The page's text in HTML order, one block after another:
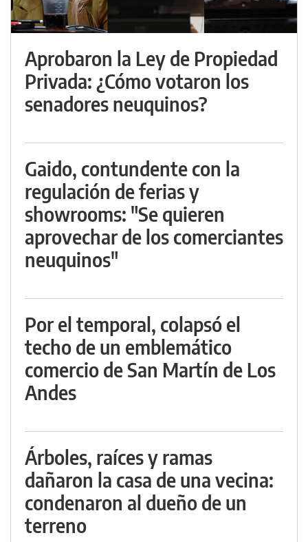
Aprobaron la Ley de Propiedad
Privada: ¿Cómo votaron los
senadores neuquinos?
Gaido, contundente con la
regulación de ferias y
showrooms: "Se quieren
aprovechar de los comerciantes
neuquinos"
Por el temporal, colapsó el
techo de un emblemático
comercio de San Martín de Los
Andes
Árboles, raíces y ramas
dañaron la casa de una vecina:
condenaron al dueño de un
terreno